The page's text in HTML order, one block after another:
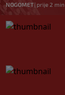
NOGOMET| prije 2 min